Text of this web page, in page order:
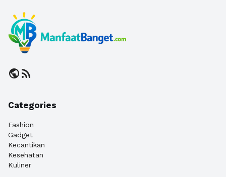
publicrss_feed
Categories
Fashion
Gadget
Kecantikan
Kesehatan
Kuliner